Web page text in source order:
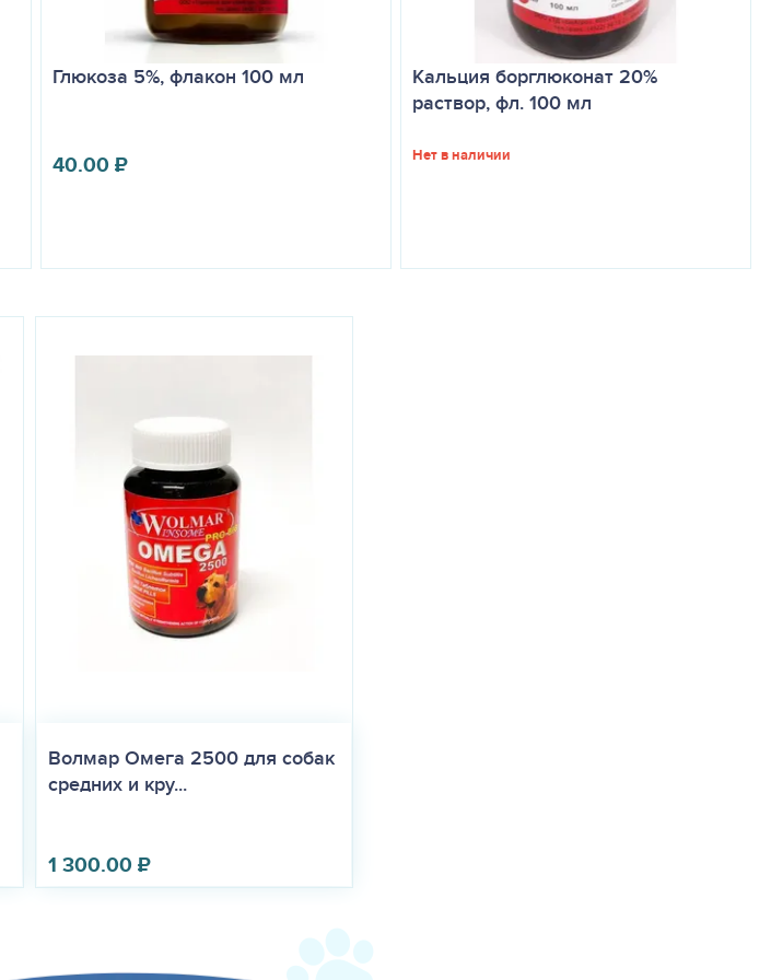
Глюкоза 5%, флакон 100 мл
40.00₽
Кальция борглюконат 20%
раствор, фл. 100 мл
Нет в наличии
Волмар Омега 2500 для собак
средних и кру...
1 300.00₽